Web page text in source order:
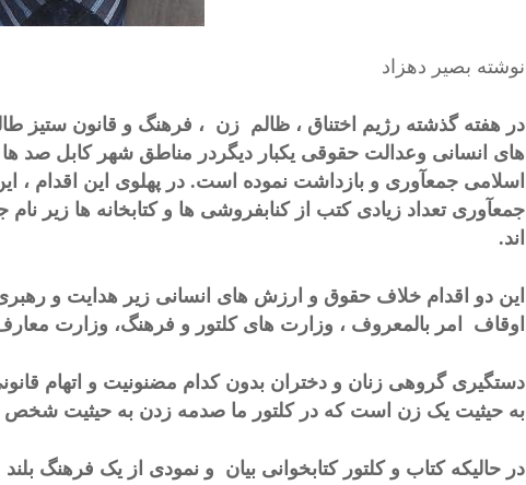
نوشته بصیر دهزاد
در هفته گذشته رژیم اختناق ، ظالم زن ، فرهنگ و قانون ستیز
های انسانی وعدالت حقوقی یکبار دیگردر مناطق شهر کابل
اسلامی جمعآوری و بازداشت نموده است. در پهلوی این اقدام ،
جمعآوری تعداد زیادی کتب از کنابفروشی ها و کتابخانه ها زیر
اند.
این دو اقدام خلاف حقوق و ارزش های انسانی زیر هدایت و
اوقاف امر بالمعروف ، وزارت های کلتور و فرهنگ، وزارت
دستگیری گروهی زنان و دختران بدون کدام مضنونیت و اتهام
به حیثیت یک زن است که در کلتور ما صدمه زدن به حیثیت
در حالیکه کتاب و کلتور کتابخوانی بیان و نمودی از یک فرهنگ